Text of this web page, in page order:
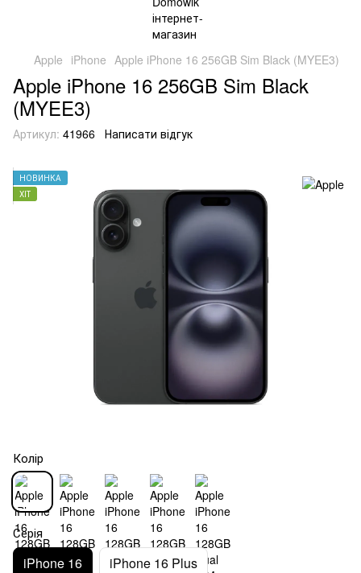
Apple iPhone Apple iPhone 16 256GB Sim Black (MYEE3)
Apple iPhone 16 256GB Sim Black
(MYEE3)
Артикул: 41966 Написати відгук
НОВИНКА
ХІТ
Колір
Серія
iPhone 16 iPhone 16 Plus